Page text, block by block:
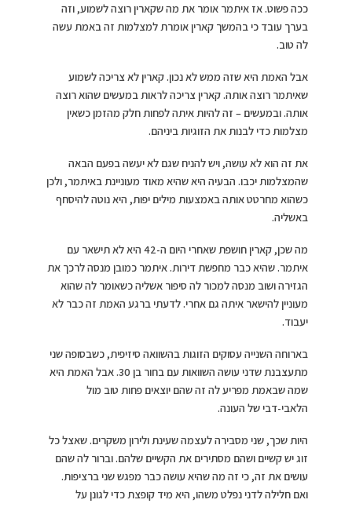
ככה פשוט. אז איתמר אומר את מה שקארין רוצה לשמוע, וזה
בערך עובד כי בהמשך קארין אומרת למצלמות זה באמת עשה
לה טוב.
אבל האמת היא שזה ממש לא נכון. קארין לא צריכה לשמוע
שאיתמר רוצה אותה. קארין צריכה לראות במעשים שהוא רוצה
אותה. ובמעשים – זה להיות איתה לפחות חלק מהזמן כשאין
מצלמות כדי לבנות את הזוגיות ביניהם.
את זה הוא לא עושה, ויש להניח שגם לא יעשה בפעם הבאה
שהמצלמות יכבו. הבעיה היא שהיא מאוד מעוניינת באיתמר, ולכן
כשהוא מחרטט אותה באמצעות מילים יפות, היא נוטה להיסחף
באשליה.
מה שכן, קארין חושפת שאחרי היום ה-42 היא לא תישאר עם
איתמר. שהיא כבר מחפשת דירות. איתמר כמובן מנסה לרכך את
הגזירה ושוב מנסה למכור לה סיפור אשליה כשאומר לה שהוא
מעוניין להישאר איתה גם אחרי. לדעתי ברגע האמת זה כבר לא
יעבוד.
בארוחה השנייה עסוקים הזוגות בהשוואה סיזיפית, כשבסופה שני
מתעצבנת שדני עושה השוואות עם בחור בן 30. אבל האמת היא
שמה שבאמת מפריע לה זה שהם יוצאים פחות טוב מול
הלאבי-דבי של העונה.
היות שכך, שני מסבירה לעצמה שעינת ולירון משקרים. שאצל כל
זוג יש קשיים ושהם מסתירים את הקשיים שלהם. וברור לה שהם
עושים את זה, כי זה מה שהיא עושה כבר מפגש שני ברציפות.
ואם חלילה לדני נפלט משהו, היא מיד קופצת כדי לגונן על